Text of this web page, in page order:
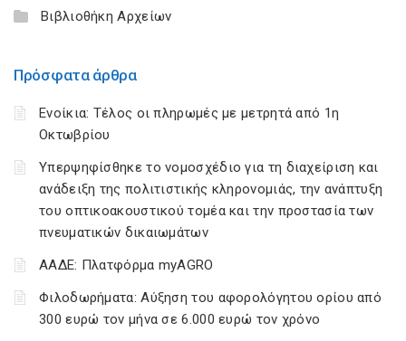
Βιβλιοθήκη Αρχείων
Πρόσφατα άρθρα
Ενοίκια: Τέλος οι πληρωμές με μετρητά από 1η
Οκτωβρίου
Υπερψηφίσθηκε το νομοσχέδιο για τη διαχείριση και
ανάδειξη της πολιτιστικής κληρονομιάς, την ανάπτυξη
του οπτικοακουστικού τομέα και την προστασία των
πνευματικών δικαιωμάτων
ΑΑΔΕ: Πλατφόρμα myAGRO
Φιλοδωρήματα: Αύξηση του αφορολόγητου ορίου από
300 ευρώ τον μήνα σε 6.000 ευρώ τον χρόνο